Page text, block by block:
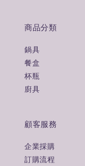
商品分類
鍋具
餐盒
杯瓶
廚具
顧客服務
企業採購
訂購流程